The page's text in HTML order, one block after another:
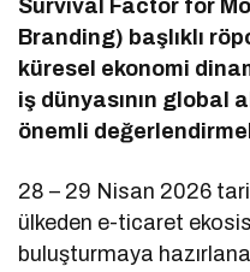
Survival Factor for
Branding) başlıklı
küresel ekonomi
iş dünyasının global
önemli
28 – 29 Nisan 2026
ülkeden e-ticaret
buluşturmaya